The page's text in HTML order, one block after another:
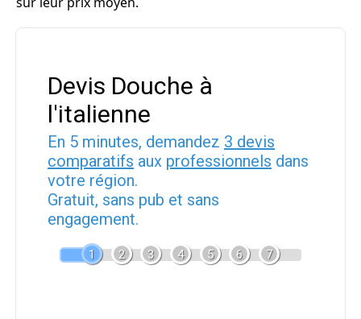
Devis Douche à
l'italienne
En 5 minutes, demandez 3 devis
comparatifs aux professionnels dans
votre région.
Gratuit, sans pub et sans
engagement.
1 2 3 4 5 6 7